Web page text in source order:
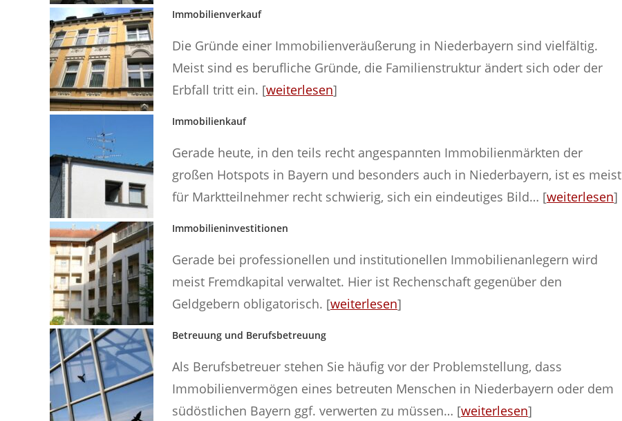
Immobilienverkauf
Die Gründe einer Immobilienveräußerung in Niederbayern sind vielfältig.
Meist sind es berufliche Gründe, die Familienstruktur ändert sich oder der
Erbfall tritt ein. [weiterlesen]
Immobilienkauf
Gerade heute, in den teils recht angespannten Immobilienmärkten der
großen Hotspots in Bayern und besonders auch in Niederbayern, ist es meist
für Marktteilnehmer recht schwierig, sich ein eindeutiges Bild… [weiterlesen]
Immobilieninvestitionen
Gerade bei professionellen und institutionellen Immobilienanlegern wird
meist Fremdkapital verwaltet. Hier ist Rechenschaft gegenüber den
Geldgebern obligatorisch. [weiterlesen]
Betreuung und Berufsbetreuung
Als Berufsbetreuer stehen Sie häufig vor der Problemstellung, dass
Immobilienvermögen eines betreuten Menschen in Niederbayern oder dem
südöstlichen Bayern ggf. verwerten zu müssen… [weiterlesen]